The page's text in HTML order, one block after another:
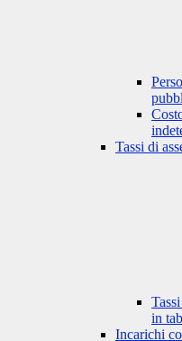
Tassi di
in
Incarichi